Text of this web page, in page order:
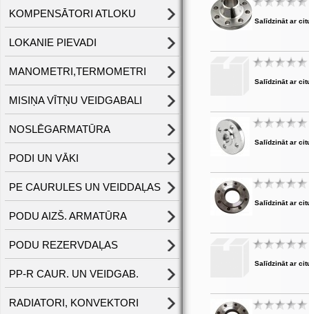
KOMPENSĀTORI ATLOKU
LOKANIE PIEVADI
MANOMETRI,TERMOMETRI
MISIŅA VĪTŅU VEIDGABALI
NOSLĒGARMATŪRA
PODI UN VĀKI
PE CAURULES UN VEIDDAĻAS
PODU AIZŠ. ARMATŪRA
PODU REZERVDAĻAS
PP-R CAUR. UN VEIDGAB.
RADIATORI, KONVEKTORI
Salīdzināt ar
Salīdzināt ar
Salīdzināt ar
Salīdzināt ar
Salīdzināt ar